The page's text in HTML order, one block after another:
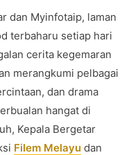
dan Myinfotaip, laman
terbaharu setiap hari
cerita kegemaran
merangkumi pelbagai
dan drama
hangat di
Kepala Bergetar
Filem Melayu dan